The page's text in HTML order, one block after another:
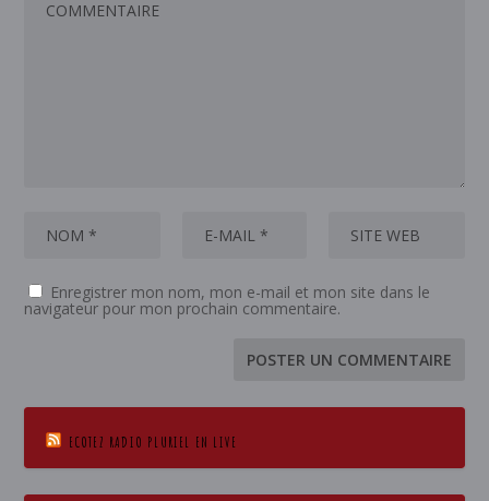
Enregistrer mon nom, mon e-mail et mon site dans le
navigateur pour mon prochain commentaire.
ECOTEZ RADIO PLURIEL EN LIVE